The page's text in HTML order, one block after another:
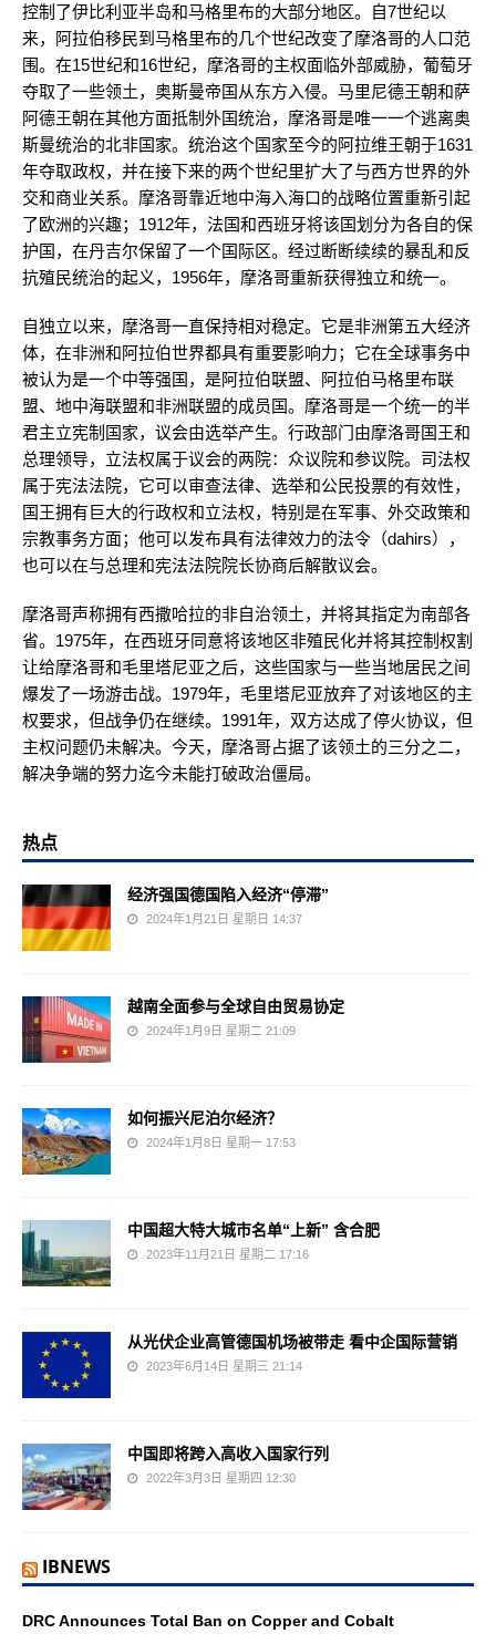
控制了伊比利亚半岛和马格里布的大部分地区。自7世纪以
来，阿拉伯移民到马格里布的几个世纪改变了摩洛哥的人口范
围。在15世纪和16世纪，摩洛哥的主权面临外部威胁，葡萄牙
夺取了一些领土，奥斯曼帝国从东方入侵。马里尼德王朝和萨
阿德王朝在其他方面抵制外国统治，摩洛哥是唯一一个逃离奥
斯曼统治的北非国家。统治这个国家至今的阿拉维王朝于1631
年夺取政权，并在接下来的两个世纪里扩大了与西方世界的外
交和商业关系。摩洛哥靠近地中海入海口的战略位置重新引起
了欧洲的兴趣；1912年，法国和西班牙将该国划分为各自的保
护国，在丹吉尔保留了一个国际区。经过断断续续的暴乱和反
抗殖民统治的起义，1956年，摩洛哥重新获得独立和统一。
自独立以来，摩洛哥一直保持相对稳定。它是非洲第五大经济
体，在非洲和阿拉伯世界都具有重要影响力；它在全球事务中
被认为是一个中等强国，是阿拉伯联盟、阿拉伯马格里布联
盟、地中海联盟和非洲联盟的成员国。摩洛哥是一个统一的半
君主立宪制国家，议会由选举产生。行政部门由摩洛哥国王和
总理领导，立法权属于议会的两院：众议院和参议院。司法权
属于宪法法院，它可以审查法律、选举和公民投票的有效性，
国王拥有巨大的行政权和立法权，特别是在军事、外交政策和
宗教事务方面；他可以发布具有法律效力的法令（dahirs），
也可以在与总理和宪法法院院长协商后解散议会。
摩洛哥声称拥有西撒哈拉的非自治领土，并将其指定为南部各
省。1975年，在西班牙同意将该地区非殖民化并将其控制权割
让给摩洛哥和毛里塔尼亚之后，这些国家与一些当地居民之间
爆发了一场游击战。1979年，毛里塔尼亚放弃了对该地区的主
权要求，但战争仍在继续。1991年，双方达成了停火协议，但
主权问题仍未解决。今天，摩洛哥占据了该领土的三分之二，
解决争端的努力迄今未能打破政治僵局。
热点
经济强国德国陷入经济“停滞”
2024年1月21日 星期日 14:37
越南全面参与全球自由贸易协定
2024年1月9日 星期二 21:09
如何振兴尼泊尔经济？
2024年1月8日 星期一 17:53
中国超大特大城市名单“上新” 含合肥
2023年11月21日 星期二 17:16
从光伏企业高管德国机场被带走 看中企国际营销
2023年6月14日 星期三 21:14
中国即将跨入高收入国家行列
2022年3月3日 星期四 12:30
IBNEWS
DRC Announces Total Ban on Copper and Cobalt